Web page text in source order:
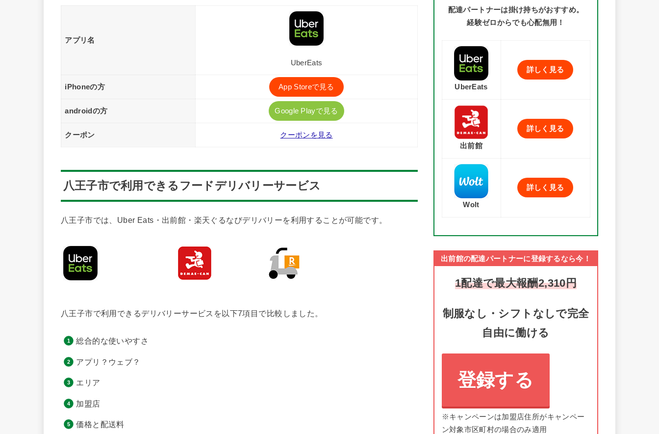
アプリ名
UberEats
iPhoneの方 App Storeで見る
androidの方 Google Playで見る
クーポン クーポンを見る
八王子市で利用できるフードデリバリーサービス
八王子市では、Uber Eats・出前館・楽天ぐるなびデリバリーを利用することが可能です。
八王子市で利用できるデリバリーサービスを以下7項目で比較しました。
総合的な使いやすさ
アプリ？ウェブ？
エリア
加盟店
価格と配送料
配達パートナーは掛け持ちがおすすめ。
経験ゼロからでも心配無用！
UberEats
詳しく見る
出前館
詳しく見る
Wolt
詳しく見る
出前館の配達パートナーに登録するなら今！
1配達で最大報酬2,310円
制服なし・シフトなしで完全
自由に働ける
登録する
※キャンペーンは加盟店住所がキャンペー
ン対象市区町村の場合のみ適用